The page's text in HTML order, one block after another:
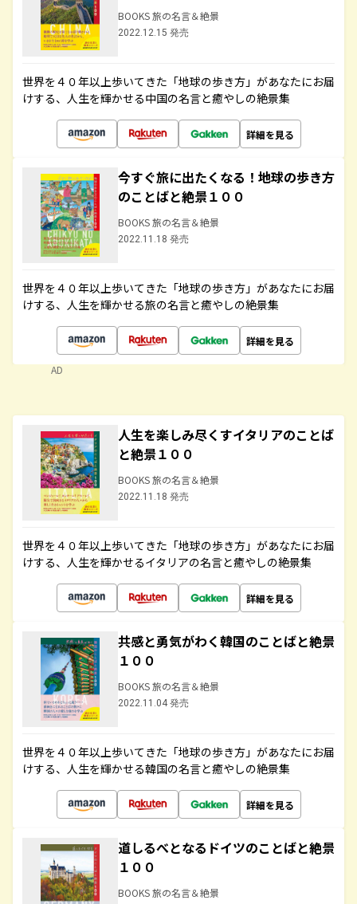
BOOKS 旅の名言＆絶景
2022.12.15 発売
世界を４０年以上歩いてきた「地球の歩き方」があなたにお届
けする、人生を輝かせる中国の名言と癒やしの絶景集
詳細を見る
今すぐ旅に出たくなる！地球の歩き方
のことばと絶景１００
BOOKS 旅の名言＆絶景
2022.11.18 発売
世界を４０年以上歩いてきた「地球の歩き方」があなたにお届
けする、人生を輝かせる旅の名言と癒やしの絶景集
詳細を見る
AD
人生を楽しみ尽くすイタリアのことば
と絶景１００
BOOKS 旅の名言＆絶景
2022.11.18 発売
世界を４０年以上歩いてきた「地球の歩き方」があなたにお届
けする、人生を輝かせるイタリアの名言と癒やしの絶景集
詳細を見る
共感と勇気がわく韓国のことばと絶景
１００
BOOKS 旅の名言＆絶景
2022.11.04 発売
世界を４０年以上歩いてきた「地球の歩き方」があなたにお届
けする、人生を輝かせる韓国の名言と癒やしの絶景集
詳細を見る
道しるべとなるドイツのことばと絶景
１００
BOOKS 旅の名言＆絶景